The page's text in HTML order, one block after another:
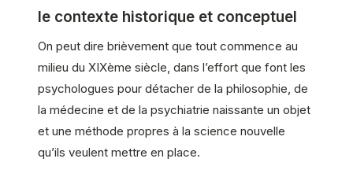
le contexte historique et conceptuel
On peut dire brièvement que tout commence au
milieu du XIXème siècle, dans l’effort que font les
psychologues pour détacher de la philosophie, de
la médecine et de la psychiatrie naissante un objet
et une méthode propres à la science nouvelle
qu’ils veulent mettre en place.